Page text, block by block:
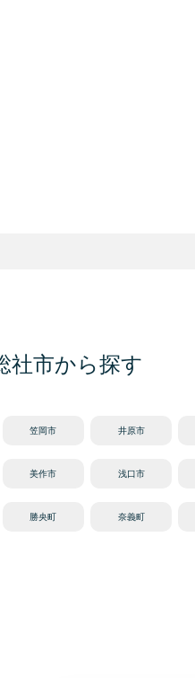
社市から探す
笠岡市 井原市
美作市 浅口市
勝央町 奈義町